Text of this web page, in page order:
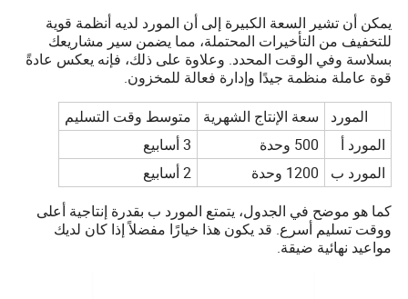
يمكن أن تشير السعة الكبيرة إلى أن المورد لديه أنظمة قوية
للتخفيف من التأخيرات المحتملة، مما يضمن سير مشاريعك
بسلاسة وفي الوقت المحدد. وعلاوة على ذلك، فإنه يعكس عادةً
قوة عاملة منظمة جيدًا وإدارة فعالة للمخزون.
المورد
سعة الإنتاج الشهرية
متوسط وقت التسليم
المورد أ
500 وحدة
3 أسابيع
المورد ب
1200 وحدة
2 أسابيع
كما هو موضح في الجدول، يتمتع المورد ب بقدرة إنتاجية أعلى
ووقت تسليم أسرع. قد يكون هذا خيارًا مفضلاً إذا كان لديك
مواعيد نهائية ضيقة.